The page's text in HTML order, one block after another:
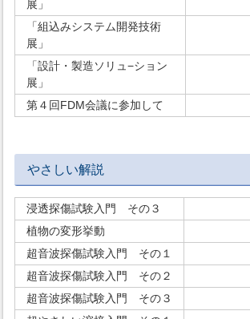
展」
「組込みシステム開発技術
展」
「設計・製造ソリュ−ション
展」
第４回FDM会議に参加して
やさしい解説
浸透探傷試験入門 その３
植物の変形挙動
超音波探傷試験入門 その１
超音波探傷試験入門 その２
超音波探傷試験入門 その３